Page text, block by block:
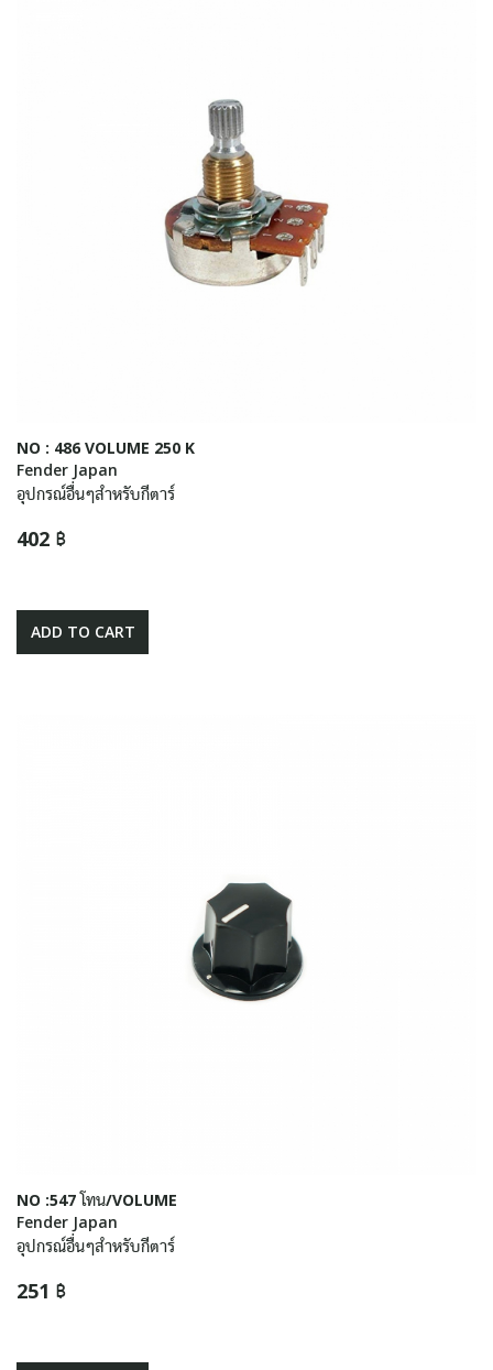
NO : 486 VOLUME 250 K
Fender Japan
อุปกรณ์อื่นๆสำหรับกีตาร์
402 ฿
ADD TO CART
NO :547 โทน/VOLUME
Fender Japan
อุปกรณ์อื่นๆสำหรับกีตาร์
251 ฿